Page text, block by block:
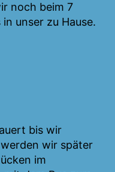
noch beim 7
unser zu Hause.
bis wir
wir später
im